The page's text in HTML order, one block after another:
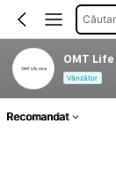
OMT
Vânzător
Recomandat